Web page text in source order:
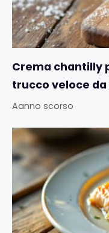
Crema chantilly
trucco veloce
Aanno scorso